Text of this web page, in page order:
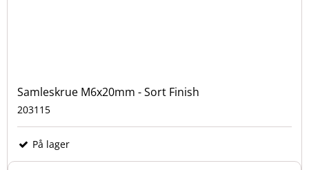
Samleskrue M6x20mm - Sort Finish
203115
På lager